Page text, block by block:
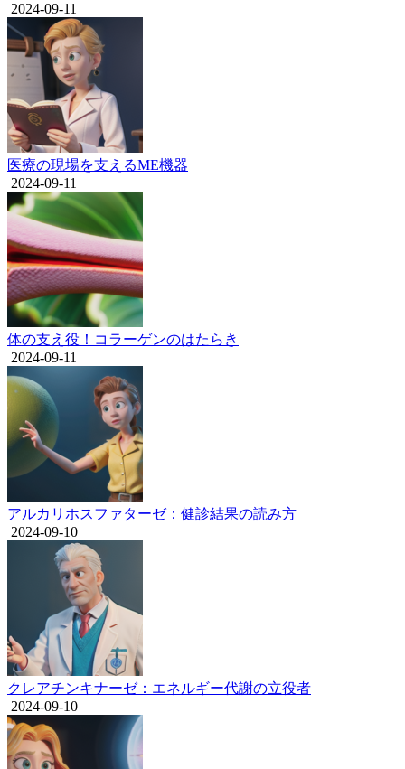
2024-09-11
医療の現場を支えるME機器
2024-09-11
体の支え役！コラーゲンのはたらき
2024-09-11
アルカリホスファターゼ：健診結果の読み方
2024-09-10
クレアチンキナーゼ：エネルギー代謝の立役者
2024-09-10